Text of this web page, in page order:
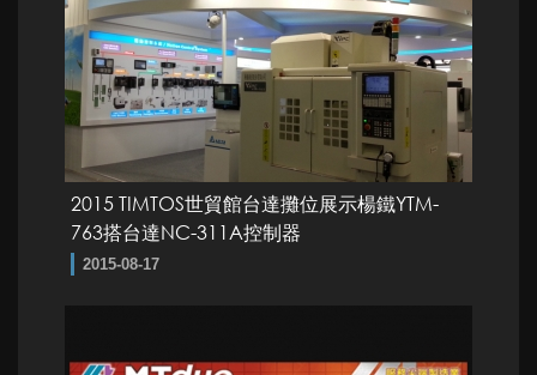
2015 TIMTOS世貿館台達攤位展示楊鐵YTM-
763搭台達NC-311A控制器
2015-08-17